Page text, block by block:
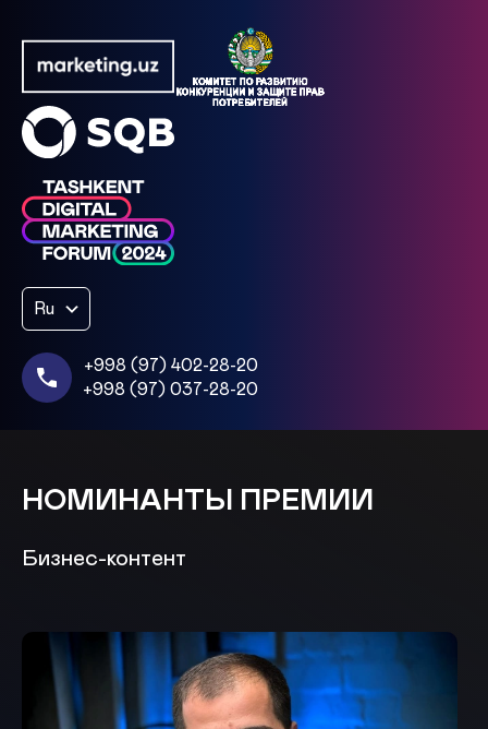
Ru
+998 (97) 402-28-20
+998 (97) 037-28-20
НОМИНАНТЫ ПРЕМИИ
Бизнес-контент